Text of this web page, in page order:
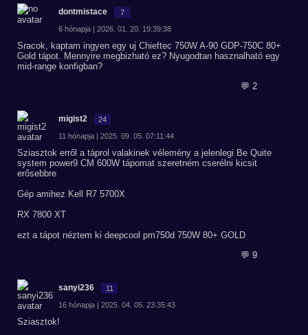
dontmistace 7
6 hónapja | 2026. 01. 20. 19:39:38
Sracok, kaptam ingyen egy uj Chieftec 750W A-90 GDP-750C 80+
Gold tápot. Mennyire megbizható ez? Nyugodtan hasznalható egy
mid-range konfigban?
💬 2
migist2 24
11 hónapja | 2025. 09. 05. 07:11:44
Sziasztok erről a táprol valakinek vélemény a jelenlegi Be Quite
system power9 CM 600W tápomat szeretném cserélni kicsit
erősebbre
Gép amihez Kell R7 5700X
RX 7800 XT
ezt a tápot néztem ki deepcool pm750d 750W 80+ GOLD
💬 9
sanyi236 11
16 hónapja | 2025. 04. 05. 23:35:43
Sziasztok!